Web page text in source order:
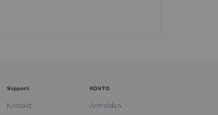
Support
Kontakt
KONTO
Anmelden